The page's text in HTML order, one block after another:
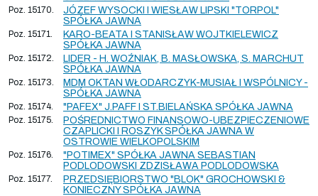
Poz. 15170.
JÓZEF WYSOCKI I WIESŁAW LIPSKI "TORPOL"
SPÓŁKA JAWNA
Poz. 15171.
KARO-BEATA I STANISŁAW WOJTKIELEWICZ
SPÓŁKA JAWNA
Poz. 15172.
LIDER - H. WOŹNIAK, B. MASŁOWSKA, S. MARCHUT
SPÓŁKA JAWNA
Poz. 15173.
MDM OKTAN WŁODARCZYK-MUSIAŁ I WSPÓLNICY -
SPÓŁKA JAWNA
Poz. 15174. "PAFEX" J.PAFF I ST.BIELAŃSKA SPÓŁKA JAWNA
Poz. 15175.
POŚREDNICTWO FINANSOWO-UBEZPIECZENIOWE
CZAPLICKI I ROSZYK SPÓŁKA JAWNA W
OSTROWIE WIELKOPOLSKIM
Poz. 15176.
"POTIMEX" SPÓŁKA JAWNA SEBASTIAN
PODLODOWSKI ZDZISŁAWA PODLODOWSKA
Poz. 15177.
PRZEDSIĘBIORSTWO "BLOK" GROCHOWSKI &
KONIECZNY SPÓŁKA JAWNA